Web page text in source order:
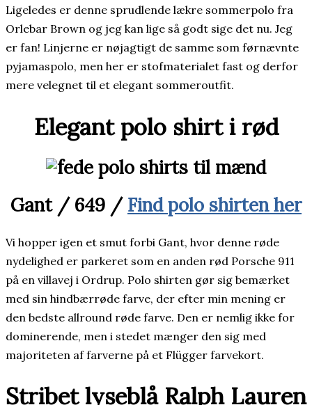
Ligeledes er denne sprudlende lækre sommerpolo fra
Orlebar Brown og jeg kan lige så godt sige det nu. Jeg
er fan! Linjerne er nøjagtigt de samme som førnævnte
pyjamaspolo, men her er stofmaterialet fast og derfor
mere velegnet til et elegant sommeroutfit.
Elegant polo shirt i rød
Gant / 649 / Find polo shirten her
Vi hopper igen et smut forbi Gant, hvor denne røde
nydelighed er parkeret som en anden rød Porsche 911
på en villavej i Ordrup. Polo shirten gør sig bemærket
med sin hindbærrøde farve, der efter min mening er
den bedste allround røde farve. Den er nemlig ikke for
dominerende, men i stedet mænger den sig med
majoriteten af farverne på et Flügger farvekort.
Stribet lyseblå Ralph Lauren